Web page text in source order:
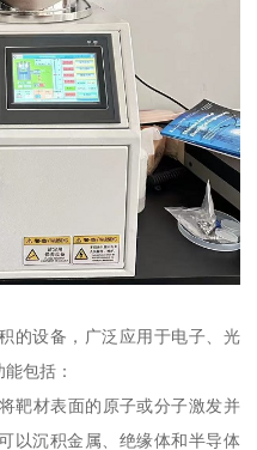
的设备，广泛应用于电子、光
包括：
靶材表面的原子或分子激发并
以沉积金属、绝缘体和半导体